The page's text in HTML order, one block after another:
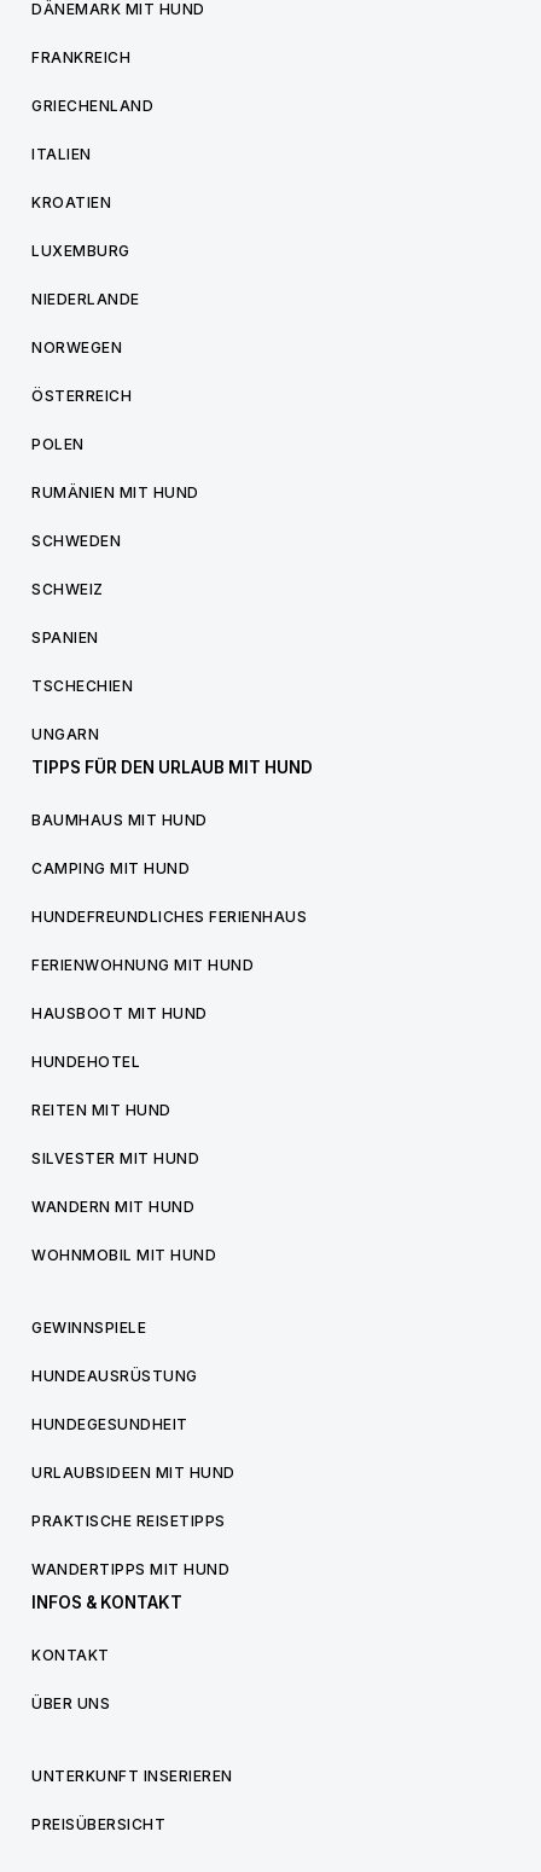
DÄNEMARK MIT HUND
FRANKREICH
GRIECHENLAND
ITALIEN
KROATIEN
LUXEMBURG
NIEDERLANDE
NORWEGEN
ÖSTERREICH
POLEN
RUMÄNIEN MIT HUND
SCHWEDEN
SCHWEIZ
SPANIEN
TSCHECHIEN
UNGARN
TIPPS FÜR DEN URLAUB MIT HUND
BAUMHAUS MIT HUND
CAMPING MIT HUND
HUNDEFREUNDLICHES FERIENHAUS
FERIENWOHNUNG MIT HUND
HAUSBOOT MIT HUND
HUNDEHOTEL
REITEN MIT HUND
SILVESTER MIT HUND
WANDERN MIT HUND
WOHNMOBIL MIT HUND
GEWINNSPIELE
HUNDEAUSRÜSTUNG
HUNDEGESUNDHEIT
URLAUBSIDEEN MIT HUND
PRAKTISCHE REISETIPPS
WANDERTIPPS MIT HUND
INFOS & KONTAKT
KONTAKT
ÜBER UNS
UNTERKUNFT INSERIEREN
PREISÜBERSICHT